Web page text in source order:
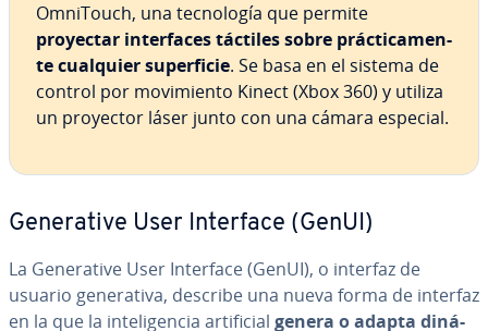
OmniTouch, una te­c­no­lo­gía que permite
proyectar in­te­r­fa­ces táctiles sobre prá­c­ti­ca­me­n­
te cualquier su­pe­r­fi­cie. Se basa en el sistema de
control por mo­vi­mie­n­to Kinect (Xbox 360) y utiliza
un proyector láser junto con una cámara especial.
Ge­ne­ra­ti­ve User Interface (GenUI)
La Ge­ne­ra­ti­ve User Interface (GenUI), o interfaz de
usuario ge­ne­ra­ti­va, describe una nueva forma de interfaz
en la que la in­te­li­ge­n­cia ar­ti­fi­cial genera o adapta di­ná­